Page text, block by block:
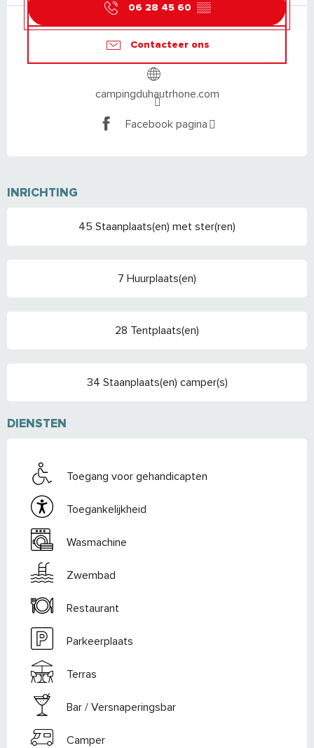
06 28 45 60 ▒▒
Contacteer ons
campingduhautrhone.com
Facebook pagina
INRICHTING
45 Staanplaats(en) met ster(ren)
7 Huurplaats(en)
28 Tentplaats(en)
34 Staanplaats(en) camper(s)
DIENSTEN
Toegang voor gehandicapten
Toegankelijkheid
Wasmachine
Zwembad
Restaurant
Parkeerplaats
Terras
Bar / Versnaperingsbar
Camper